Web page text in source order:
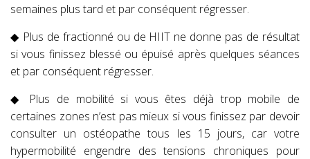
semaines plus tard et par conséquent régresser.
◆ Plus de fractionné ou de HIIT ne donne pas de résultat
si vous finissez blessé ou épuisé après quelques séances
et par conséquent régresser.
◆ Plus de mobilité si vous êtes déjà trop mobile de
certaines zones n’est pas mieux si vous finissez par devoir
consulter un ostéopathe tous les 15 jours, car votre
hypermobilité engendre des tensions chroniques pour